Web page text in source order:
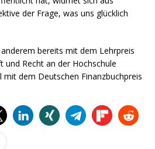
der Frage, was uns glücklich
bereits mit dem Lehrpreis
Recht an der Hochschule
dem Deutschen Finanzbuchpreis